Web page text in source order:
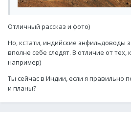
Отличный рассказ и фото)
Но, кстати, индийские энфильдоводы
вполне себе следят. В отличие от тех,
например)
Ты сейчас в Индии, если я правильно
и планы?